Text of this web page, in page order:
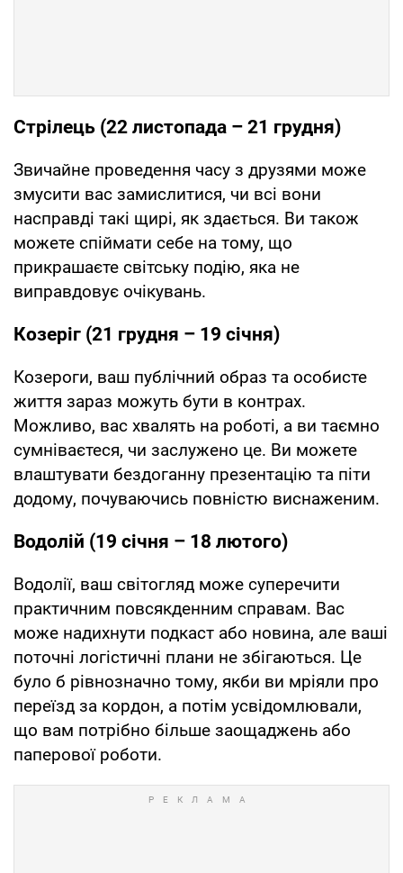
Стрілець (22 листопада – 21 грудня)
Звичайне проведення часу з друзями може
змусити вас замислитися, чи всі вони
насправді такі щирі, як здається. Ви також
можете спіймати себе на тому, що
прикрашаєте світську подію, яка не
виправдовує очікувань.
Козеріг (21 грудня – 19 січня)
Козероги, ваш публічний образ та особисте
життя зараз можуть бути в контрах.
Можливо, вас хвалять на роботі, а ви таємно
сумніваєтеся, чи заслужено це. Ви можете
влаштувати бездоганну презентацію та піти
додому, почуваючись повністю виснаженим.
Водолій (19 січня – 18 лютого)
Водолії, ваш світогляд може суперечити
практичним повсякденним справам. Вас
може надихнути подкаст або новина, але ваші
поточні логістичні плани не збігаються. Це
було б рівнозначно тому, якби ви мріяли про
переїзд за кордон, а потім усвідомлювали,
що вам потрібно більше заощаджень або
паперової роботи.